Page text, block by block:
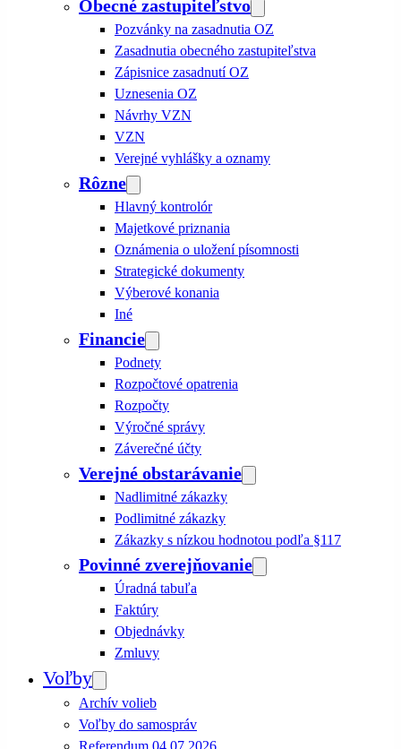
Obecné zastupiteľstvo
Pozvánky na zasadnutia OZ
Zasadnutia obecného zastupiteľstva
Zápisnice zasadnutí OZ
Uznesenia OZ
Návrhy VZN
VZN
Verejné vyhlášky a oznamy
Rôzne
Hlavný kontrolór
Majetkové priznania
Oznámenia o uložení písomnosti
Strategické dokumenty
Výberové konania
Iné
Financie
Podnety
Rozpočtové opatrenia
Rozpočty
Výročné správy
Záverečné účty
Verejné obstarávanie
Nadlimitné zákazky
Podlimitné zákazky
Zákazky s nízkou hodnotou podľa §117
Povinné zverejňovanie
Úradná tabuľa
Faktúry
Objednávky
Zmluvy
Voľby
Archív volieb
Voľby do samospráv
Referendum 04.07.2026